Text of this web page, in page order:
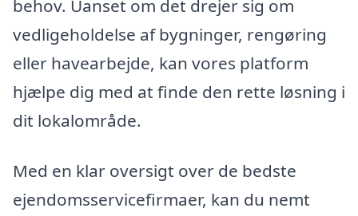
behov. Uanset om det drejer sig om
vedligeholdelse af bygninger, rengøring
eller havearbejde, kan vores platform
hjælpe dig med at finde den rette løsning i
dit lokalområde.
Med en klar oversigt over de bedste
ejendomsservicefirmaer, kan du nemt